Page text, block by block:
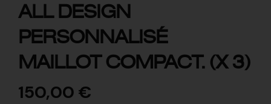
ALL DESIGN
PERSONNALISÉ
MAILLOT COMPACT. (X 3)
150,00 €